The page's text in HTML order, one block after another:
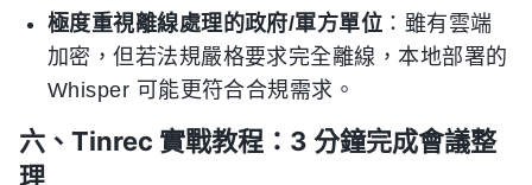
極度重視離線處理的政府/軍方單位 ：雖有雲端
加密，但若法規嚴格要求完全離線，本地部署的
Whisper 可能更符合合規需求。
六、Tinrec 實戰教程：3 分鐘完成會議整
理